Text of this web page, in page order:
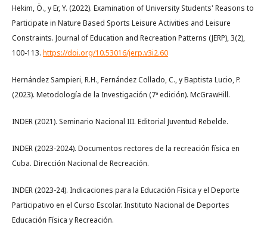
Hekim, Ö., y Er, Y. (2022). Examination of University Students' Reasons to
Participate in Nature Based Sports Leisure Activities and Leisure
Constraints. Journal of Education and Recreation Patterns (JERP), 3(2),
100-113. https://doi.org/10.53016/jerp.v3i2.60
Hernández Sampieri, R.H., Fernández Collado, C., y Baptista Lucio, P.
(2023). Metodología de la Investigación (7ª edición). McGrawHill.
INDER (2021). Seminario Nacional III. Editorial Juventud Rebelde.
INDER (2023-2024). Documentos rectores de la recreación física en
Cuba. Dirección Nacional de Recreación.
INDER (2023-24). Indicaciones para la Educación Física y el Deporte
Participativo en el Curso Escolar. Instituto Nacional de Deportes
Educación Física y Recreación.